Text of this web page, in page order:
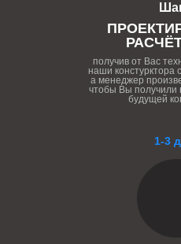
1-3
получив от Вас
наши констурктора
а менеджер
чтобы Вы получили
будущей